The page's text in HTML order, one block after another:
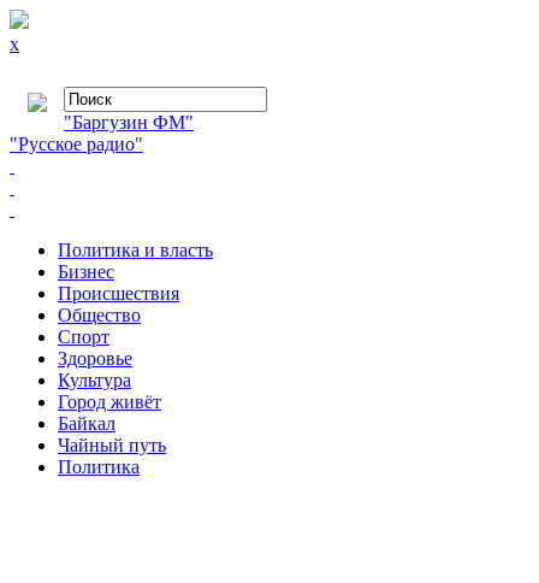
x
"Баргузин ФМ"
"Русское радио"
Политика и власть
Бизнес
Происшествия
Общество
Cпорт
Здоровье
Культура
Город живёт
Байкал
Чайный путь
Политика